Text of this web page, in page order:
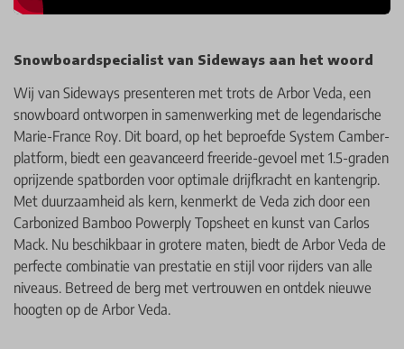
Snowboardspecialist van Sideways aan het woord
Wij van Sideways presenteren met trots de Arbor Veda, een
snowboard ontworpen in samenwerking met de legendarische
Marie-France Roy. Dit board, op het beproefde System Camber-
platform, biedt een geavanceerd freeride-gevoel met 1.5-graden
oprijzende spatborden voor optimale drijfkracht en kantengrip.
Met duurzaamheid als kern, kenmerkt de Veda zich door een
Carbonized Bamboo Powerply Topsheet en kunst van Carlos
Mack. Nu beschikbaar in grotere maten, biedt de Arbor Veda de
perfecte combinatie van prestatie en stijl voor rijders van alle
niveaus. Betreed de berg met vertrouwen en ontdek nieuwe
hoogten op de Arbor Veda.